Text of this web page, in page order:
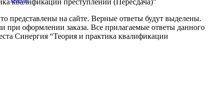
квалификации преступлений (Пересдача)”
представлены на сайте. Верные ответы будут выделены.
при оформлении заказа. Все прилагаемые ответы данного
Синергия “Теория и практика квалификации